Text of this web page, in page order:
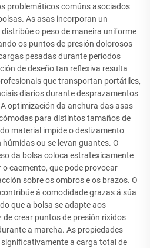
problemáticos comúns asociados
As asas incorporan un
o peso de maneira uniforme
os puntos de presión dolorosos
pesadas durante períodos
de deseño tan reflexiva resulta
que transportan portátiles,
diarios durante desprazamentos
optimización da anchura das asas
para distintos tamaños de
material impide o deslizamento
ou se levan guantes. O
da bolsa coloca estratexicamente
caemento, que pode provocar
sobre os ombros e os brazos. O
á comodidade grazas á súa
que a bolsa se adapte aos
de crear puntos de presión ríxidos
a marcha. As propiedades
significativamente a carga total de